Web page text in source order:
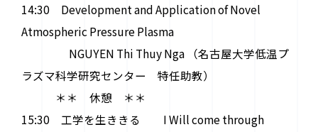
14:30 Development and Application of Novel
Atmospheric Pressure Plasma
NGUYEN Thi Thuy Nga （名古屋大学低温プ
ラズマ科学研究センター 特任助教）
＊＊ 休憩 ＊＊
15:30 工学を生ききる I Will come through